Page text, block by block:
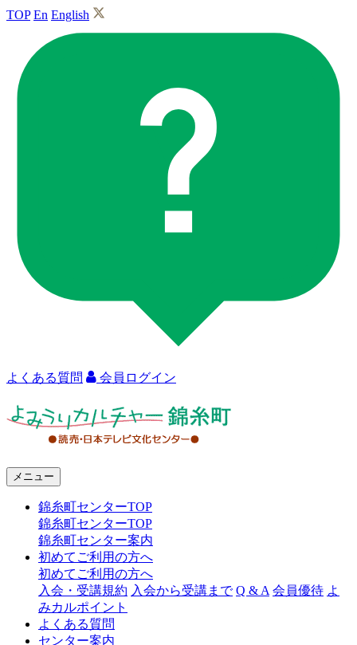
TOP En English
よくある質問 会員ログイン
ャ
メニュー
錦糸町センターTOP
錦糸町センターTOP
錦糸町センター案内
初めてご利用の方へ
初めてご利用の方へ
入会・受講規約 入会から受講まで Q & A 会員優待 よ
みカルポイント
よくある質問
センター案内